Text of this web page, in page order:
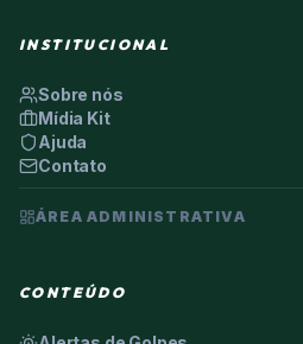
INSTITUCIONAL
Sobre nós
Mídia Kit
Ajuda
Contato
ÁREA ADMINISTRATIVA
CONTEÚDO